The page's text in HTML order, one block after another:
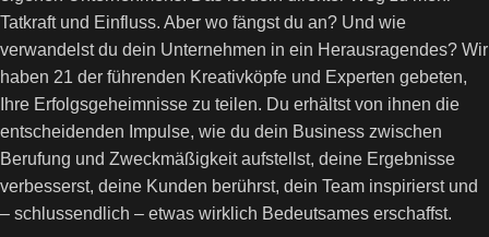
Tatkraft und Einfluss. Aber wo fängst du an? Und wie
verwandelst du dein Unternehmen in ein Herausragendes? Wir
haben 21 der führenden Kreativköpfe und Experten gebeten,
Ihre Erfolgsgeheimnisse zu teilen. Du erhältst von ihnen die
entscheidenden Impulse, wie du dein Business zwischen
Berufung und Zweckmäßigkeit aufstellst, deine Ergebnisse
verbesserst, deine Kunden berührst, dein Team inspirierst und
– schlussendlich – etwas wirklich Bedeutsames erschaffst.